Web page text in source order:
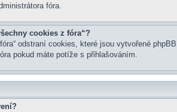
fóra.
cookies z fóra“?
odstraní cookies, které jsou vytvořené
pokud máte potíže s přihlašováním.